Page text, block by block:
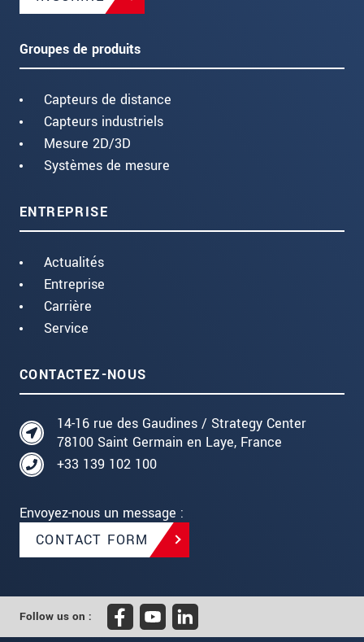
Groupes de produits
Capteurs de distance
Capteurs industriels
Mesure 2D/3D
Systèmes de mesure
ENTREPRISE
Actualités
Entreprise
Carrière
Service
CONTACTEZ-NOUS
14-16 rue des Gaudines / Strategy Center
78100 Saint Germain en Laye, France
+33 139 102 100
Envoyez-nous un message :
CONTACT FORM
Follow us on :